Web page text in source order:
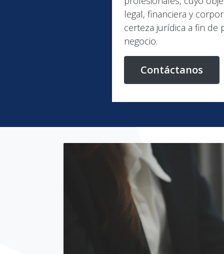
legal, financiera y
certeza jurídica a fin de
negocio.
Contáctanos